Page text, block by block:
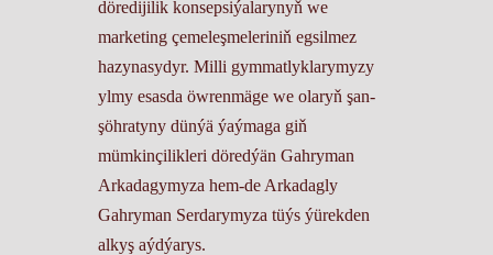
döredijilik konsepsiýalarynyň we
marketing çemeleşmeleriniň egsilmez
hazynasydyr. Milli gymmatlyklarymyzy
ylmy esasda öwrenmäge we olaryň şan-
şöhratyny dünýä ýaýmaga giň
mümkinçilikleri döredýän Gahryman
Arkadagymyza hem-de Arkadagly
Gahryman Serdarymyza tüýs ýürekden
alkyş aýdýarys.